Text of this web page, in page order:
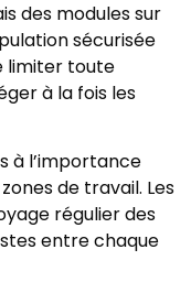
des modules sur
sécurisée
limiter toute
à la fois les
à l’importance
de travail. Les
régulier des
entre chaque